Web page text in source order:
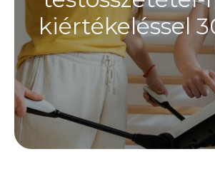
kiértékeléssel